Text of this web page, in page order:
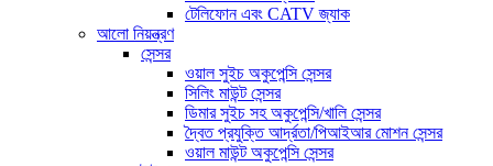
টেলিফোন এবং CATV জ্যাক
আলো নিয়ন্ত্রণ
সেন্সর
ওয়াল সুইচ অকুপেন্সি সেন্সর
সিলিং মাউন্ট সেন্সর
ডিমার সুইচ সহ অকুপেন্সি/খালি সেন্সর
দ্বৈত প্রযুক্তি আর্দ্রতা/পিআইআর মোশন সেন্সর
ওয়াল মাউন্ট অকুপেন্সি সেন্সর